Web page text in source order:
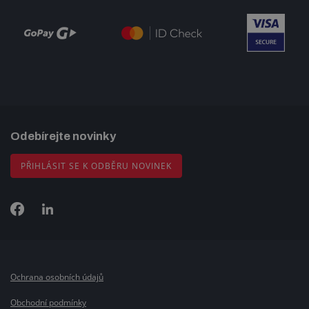
Odebírejte novinky
PŘIHLÁSIT SE K ODBĚRU NOVINEK
Ochrana osobních údajů
Obchodní podmínky